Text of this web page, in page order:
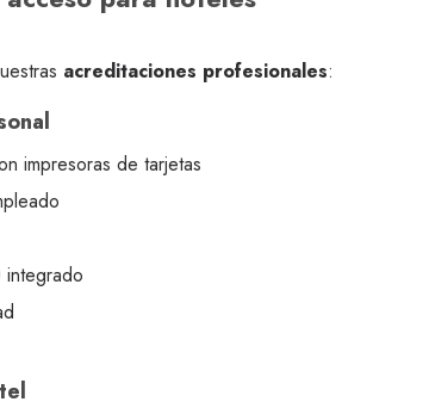
acreditaciones profesionales:
impresoras de tarjetas